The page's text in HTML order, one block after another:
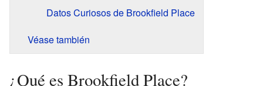
Datos Curiosos de Brookfield Place
Véase también
¿Qué es Brookfield Place?